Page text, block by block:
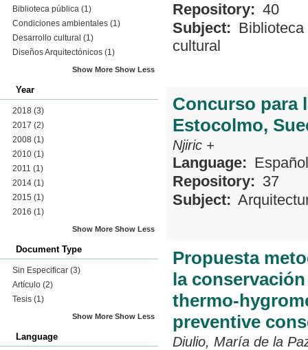
Biblioteca pública (1)
Condiciones ambientales (1)
Desarrollo cultural (1)
Diseños Arquitectónicos (1)
Show More Show Less
Year
2018 (3)
2017 (2)
2008 (1)
2010 (1)
2011 (1)
2014 (1)
2015 (1)
2016 (1)
Show More Show Less
Document Type
Sin Especificar (3)
Artículo (2)
Tesis (1)
Show More Show Less
Language
Repository: 40
Subject:
cultural
Concurso para
Estocolmo,
Njiric +
Language: Español
Repository: 37
Subject:
Propuesta
la
thermo-
preventive
Diulio, María de la